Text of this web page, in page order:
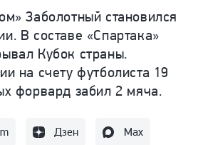
Заболотный становился
В составе «Спартака»
Кубок страны.
на счету футболиста 19
форвард забил 2 мяча.
Дзен Max